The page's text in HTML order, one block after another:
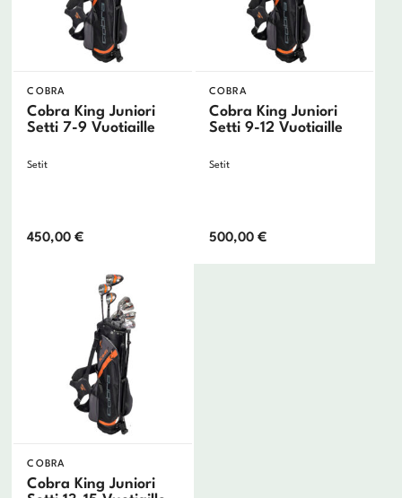
COBRA
Cobra King Juniori
Setti 7-9 Vuotiaille
Setit
450,00€
COBRA
Cobra King Juniori
Setti 9-12 Vuotiaille
Setit
500,00 €
COBRA
Cobra King Juniori